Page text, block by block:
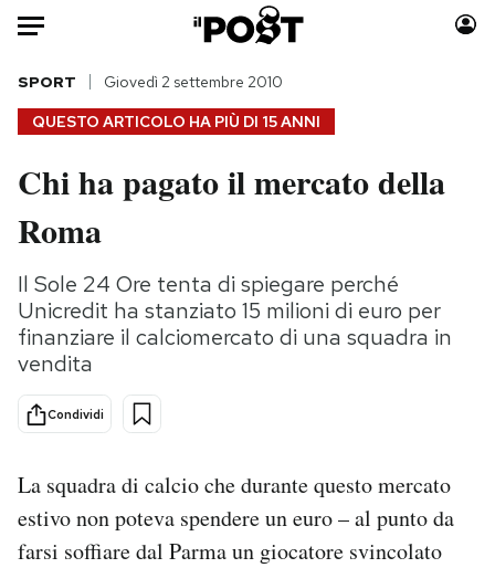
Auto
HOME
Italia
Politica
Tecnologia
Internet
Scienza
Cultura
Economia
Moda
Storie/Idee
Ok Boomer!
Media
PODCAST
QUESTO ARTICOLO HA PIÙ DI 15 ANNI
SPORT Giovedì 2 settembre 2010
Chi ha pagato il mercato della
Roma
Il Sole 24 Ore tenta di spiegare perché
Unicredit ha stanziato 15 milioni di euro per
finanziare il calciomercato di una squadra in
vendita
Condividi
La squadra di calcio che durante questo mercato
estivo non poteva spendere un euro – al punto da
farsi soffiare dal Parma un giocatore svincolato